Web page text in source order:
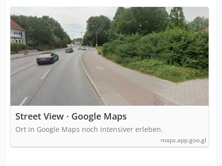
Street View · Google Maps
Ort in Google Maps noch intensiver erleben.
maps.app.goo.gl